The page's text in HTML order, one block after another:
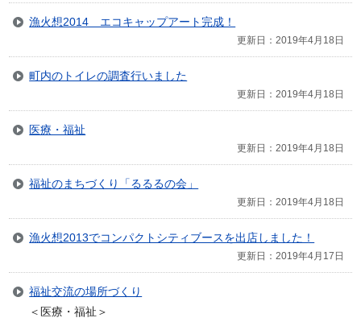
漁火想2014 エコキャップアート完成！
更新日：2019年4月18日
町内のトイレの調査行いました
更新日：2019年4月18日
医療・福祉
更新日：2019年4月18日
福祉のまちづくり「るるるの会」
更新日：2019年4月18日
漁火想2013でコンパクトシティブースを出店しました！
更新日：2019年4月17日
福祉交流の場所づくり
＜医療・福祉＞